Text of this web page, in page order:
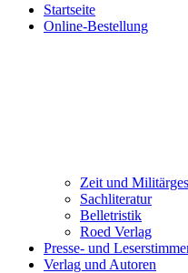
Startseite
Online-Bestellung
Zeit und
Sachliteratur
Belletristik
Roed Verlag
Presse- und
Verlag und Autoren